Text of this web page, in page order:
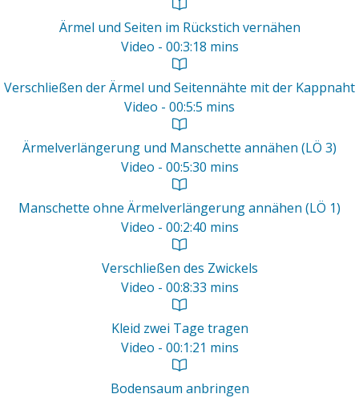
Ärmel und Seiten im Rückstich vernähen
Video - 00:3:18 mins
Verschließen der Ärmel und Seitennähte mit der Kappnaht
Video - 00:5:5 mins
Ärmelverlängerung und Manschette annähen (LÖ 3)
Video - 00:5:30 mins
Manschette ohne Ärmelverlängerung annähen (LÖ 1)
Video - 00:2:40 mins
Verschließen des Zwickels
Video - 00:8:33 mins
Kleid zwei Tage tragen
Video - 00:1:21 mins
Bodensaum anbringen